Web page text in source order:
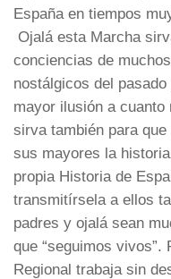
España en tiempos
Ojalá esta Marcha
conciencias de muchos
nostálgicos del
mayor ilusión a cuanto
sirva también para que
sus mayores la
propia Historia de
transmitírsela a ellos
padres y ojalá sean
que “seguimos
Regional trabaja sin